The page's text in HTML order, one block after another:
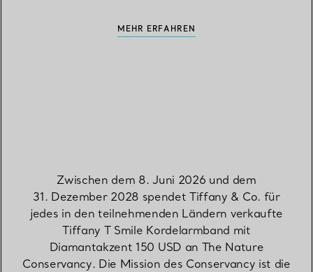
MEHR ERFAHREN
Zwischen dem 8. Juni 2026 und dem
31. Dezember 2028 spendet Tiffany & Co. für
jedes in den teilnehmenden Ländern verkaufte
Tiffany T Smile Kordelarmband mit
Diamantakzent 150 USD an The Nature
Conservancy. Die Mission des Conservancy ist die